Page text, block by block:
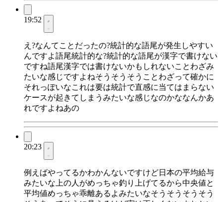
19:52
え?なんてことだったの?統計的な語尾が発生しやすい
んですよ語尾統計的な?統計的な語尾が漢字で書けない
ですね語尾漢字では書けないかもしれないことわざみ
たいな感じですよねそうそうそうことわざって確かに
それっぽいなこれは要は統計で直感に当てはまらない
ケースが起きてしまうみたいな感じなのかななんかあ
れですよねあの
20:23
例えばやってるかわかんないですけど日本の平均給与
みたいな上の人がめっちゃ釣り上げてるから中央値と
平均値めっちゃ乖離あるよみたいなそうそうそうそう